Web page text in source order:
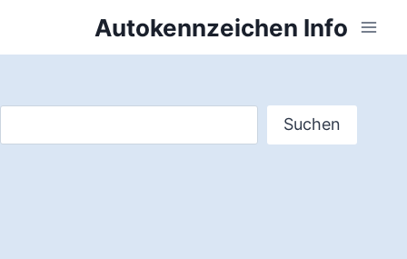
springen
Autokennzeichen Info
Suchen